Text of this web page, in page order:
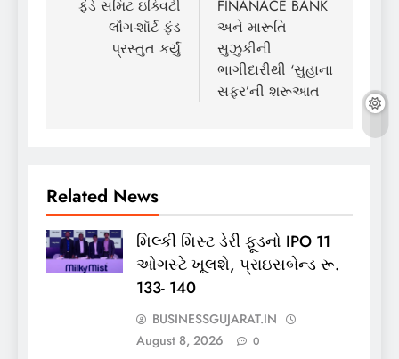
ફંડે સમિટ ઇક્વિટી
લૉંગ-શૉર્ટ ફંડ
પ્રસ્તુત કર્યું
FINANACE BANK
અને મારૂતિ
સુઝુકીની
ભાગીદારીથી ‘સુહાના
સફર’ની શરૂઆત
Related News
મિલ્કી મિસ્ટ ડેરી ફૂડનો IPO 11
ઓગસ્ટે ખૂલશે, પ્રાઇસબેન્ડ રૂ.
133- 140
BUSINESSGUJARAT.IN
August 8, 2026
0